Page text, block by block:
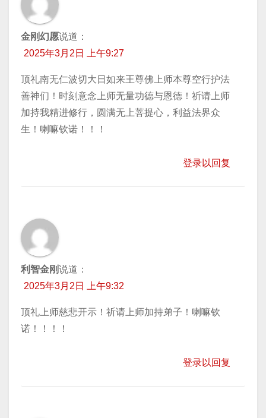
金刚幻愿说道：
2025年3月2日 上午9:27
顶礼南无仁波切大日如来王尊佛上师本尊空行护法
善神们！时刻意念上师无量功德与恩德！祈请上师
加持我精进修行，圆满无上菩提心，利益法界众
生！喇嘛钦诺！！！
登录以回复
利智金刚说道：
2025年3月2日 上午9:32
顶礼上师慈悲开示！祈请上师加持弟子！喇嘛钦
诺！！！！
登录以回复